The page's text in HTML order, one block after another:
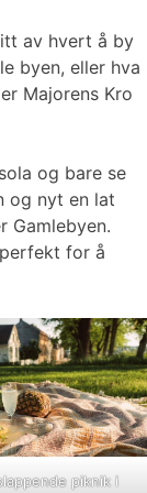
av hvert å by
byen, eller hva
Majorens Kro
og bare se
og nyt en lat
Gamlebyen.
for å
piknik i